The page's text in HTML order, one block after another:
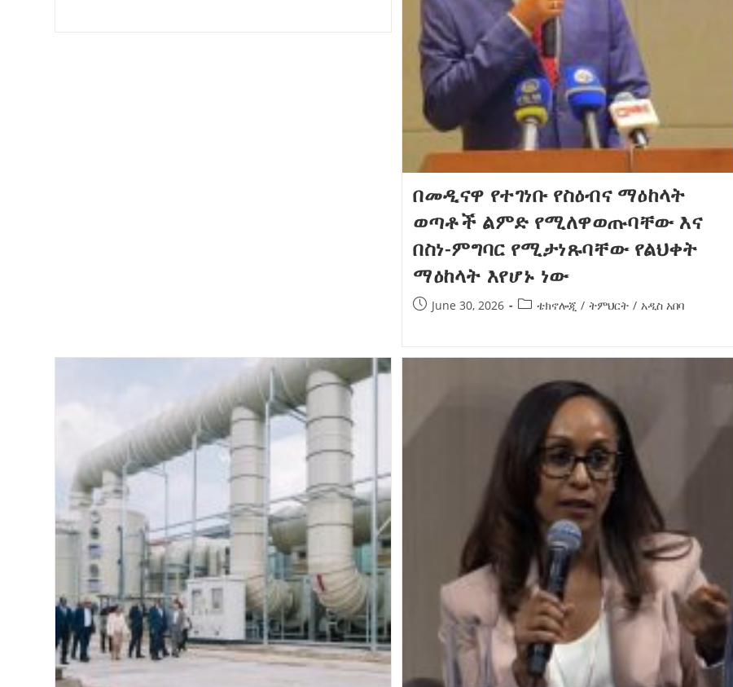
በመዲናዋ የተገነቡ የስዕብና ማዕከላት
ወጣቶች ልምድ የሚለዋወጡባቸው እና
በስነ-ምግባር የሚታነጹባቸው የልህቀት
ማዕከላት እየሆኑ ነው
June 30, 2026 ቴክኖሎጂ / ትምህርት / አዲስ አበባ